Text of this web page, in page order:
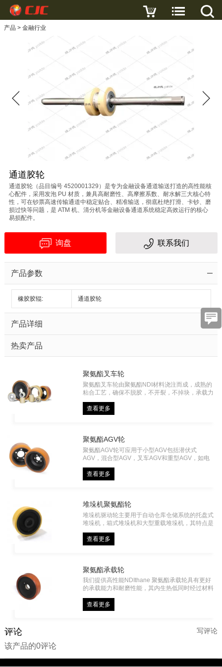
产品 > 金融行业
通道胶轮
通道胶轮（品目编号 4520001329）是专为金融设备通道输送打造的高性能核
心配件，采用发泡 PU 材质，兼具高耐磨性、高摩擦系数、耐水解三大核心特
性，可在钞票高速传输通道中稳定贴合、精准输送，彻底杜绝打滑、卡钞、磨
损过快等问题，是 ATM 机、清分机等金融设备通道系统稳定高效运行的核心
易损配件。
询盘 联系我们
产品参数
橡胶胶辊: 通道胶轮
产品详细
热卖产品
聚氨酯叉车轮
聚氨酯叉车轮由聚氨酯NDI材料浇注而成，成熟的
粘合工艺，确保不脱胶，不开裂，不掉块，承载力
大，主要应用于电动叉车、仓储物流车、自动化车
辆等。
查看更多
聚氨酯AGV轮
聚氨酯AGV轮可应用于小型AGV包括潜伏式
AGV，混合型AGV，叉车AGV和重型AGV，如电
产多种型号，以满足地面附着力，地面油污，地面
潮湿有水，金属碎片，不同的承载力等要求。可选
查看更多
堆垛机聚氨酯轮
堆垛机驱动轮主要用于自动仓库仓储系统的托盘式
堆垛机，箱式堆垛机和大型重载堆垛机，其特点是
可承受重载，可实现快速启停，长期在钢轨上运行
和启停，不出现脱胶，撕裂和掉粉等现象，比常规
聚氨酯轮使用寿命更长。
查看更多
聚氨酯承载轮
我们提供高性能NDIthane 聚氨酯承载轮具有更好
的承载能力和耐磨性能，其内生热低同时经过材料
动速度可达14km/h, 耐冲击性能优异，主要应用于
工程机械，农用机械，及轨道车辆及其他工业车辆
查看更多
评论
该产品的0评论
写评论
写评论
主
题
内
验
证
码